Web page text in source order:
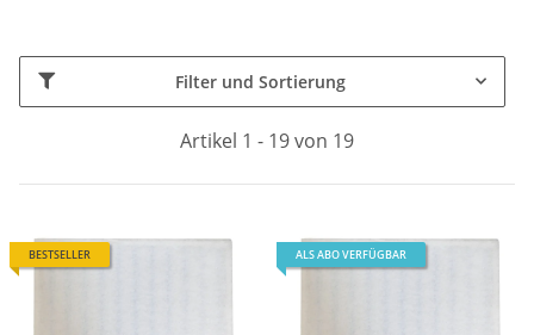
Filter und Sortierung
Artikel 1 - 19 von 19
BESTSELLER ALS ABO VERFÜGBAR